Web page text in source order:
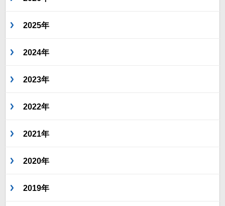
2025年
2024年
2023年
2022年
2021年
2020年
2019年